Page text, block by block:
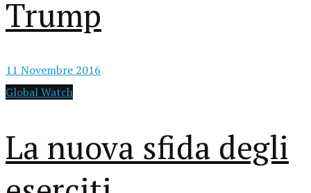
Trump
11 Novembre 2016
Global Watch
La nuova sfida degli